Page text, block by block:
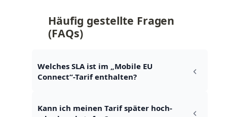
Häufig gestellte Fragen
(FAQs)
Welches SLA ist im „Mobile EU
Connect“-Tarif enthalten?
Kann ich meinen Tarif später hoch-